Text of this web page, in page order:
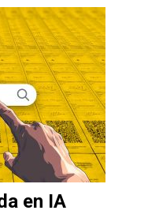
en IA